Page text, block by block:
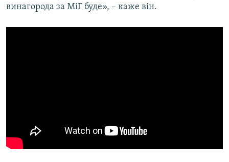
винагорода за МіГ буде», – каже він.